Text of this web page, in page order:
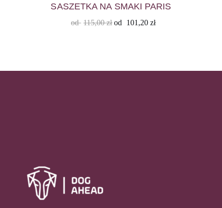
SASZETKA NA SMAKI PARIS
od 115,00zł od 101,20zł